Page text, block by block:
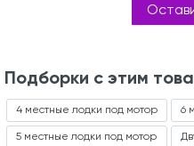
Подборки с этим
4 местные лодки под мотор
5 местные лодки под мотор
6